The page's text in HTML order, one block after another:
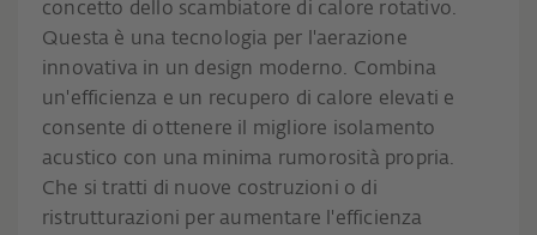
concetto dello scambiatore di calore rotativo.
Questa è una tecnologia per l'aerazione
innovativa in un design moderno. Combina
un'efficienza e un recupero di calore elevati e
consente di ottenere il migliore isolamento
acustico con una minima rumorosità propria.
Che si tratti di nuove costruzioni o di
ristrutturazioni per aumentare l'efficienza